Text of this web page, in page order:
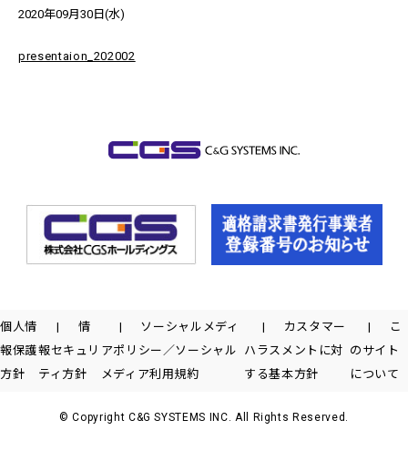
2020年09月30日(水)
presentaion_202002
個人情
報保護
方針
情
報セキュリ
ティ方針
ソーシャルメディ
アポリシー／ソーシャル
メディア利用規約
カスタマー
ハラスメントに対
する基本方針
こ
のサイト
について
© Copyright C&G SYSTEMS INC. All Rights Reserved.